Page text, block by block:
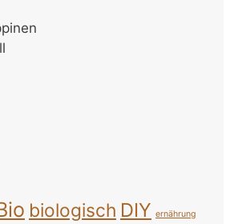
biologisch DIY ernährung